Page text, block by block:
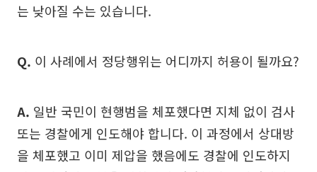
는 낮아질 수는 있습니다.
Q. 이 사례에서 정당행위는 어디까지 허용이 될까요?
A. 일반 국민이 현행범을 체포했다면 지체 없이 검사
또는 경찰에게 인도해야 합니다. 이 과정에서 상대방
을 체포했고 이미 제압을 했음에도 경찰에 인도하지